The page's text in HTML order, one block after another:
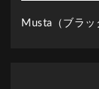
Musta（ブラ